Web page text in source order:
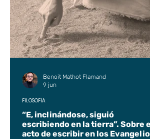
“E, inclinándose, siguió
escribiendo en la tierra”. Sobre el
acto de escribir en los Evangelios.
FILOSOFÍA
Benoit Mathot Flamand
9 jun